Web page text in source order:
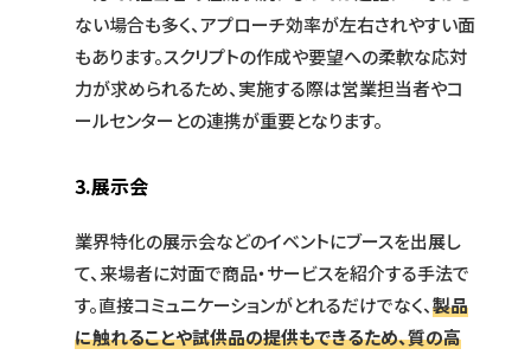
ない場合も多く、アプローチ効率が左右されやすい面
もあります。スクリプトの作成や要望への柔軟な応対
力が求められるため、実施する際は営業担当者やコ
ールセンターとの連携が重要となります。
3.展示会
業界特化の展示会などのイベントにブースを出展し
て、来場者に対面で商品・サービスを紹介する手法で
す。直接コミュニケーションがとれるだけでなく、製品
に触れることや試供品の提供もできるため、質の高